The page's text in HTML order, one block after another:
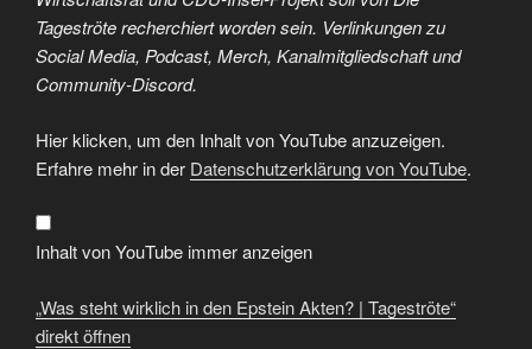
Tageströte recherchiert worden sein. Verlinkungen zu
Social Media, Podcast, Merch, Kanalmitgliedschaft und
Community-Discord.
„Was
steht
wirklich
in
Epstein
Akten?
|
Tageströte“
YouTube
anzeigen
Hier klicken, um den Inhalt von YouTube anzuzeigen.
Erfahre mehr in der Datenschutzerklärung von YouTube.
Inhalt von YouTube immer anzeigen
„Was steht wirklich in den Epstein Akten? | Tageströte“
direkt öffnen